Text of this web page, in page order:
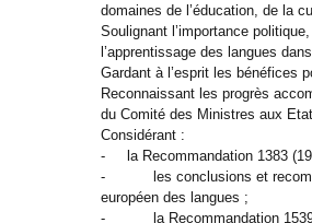
domaines de l’éducation, de la
Soulignant l’importance
l’apprentissage des langues
Gardant à l’esprit les bénéfices
Reconnaissant les progrès
du Comité des Ministres aux
Considérant :
- la Recommandation 1383
- les conclusions et
européen des langues ;
- la Recommandation 1539